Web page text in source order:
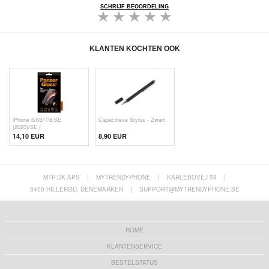
SCHRIJF BEOORDELING
KLANTEN KOCHTEN OOK
iPhone 6/6S/7/8/SE
(2020)/SE (
14,10 EUR
Capacitieve Stylus - Zwart
8,90 EUR
MTP.DK APS | MYTRENDYPHONE | KARLEBOVEJ 59
|
3400 HILLERØD, DENEMARKEN
| SUPPORT@MYTRENDYPHONE.BE
HOME
KLANTENSERVICE
BESTELSTATUS